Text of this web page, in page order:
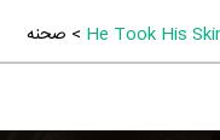
He Took His > صحنه